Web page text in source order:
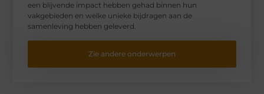
een blijvende impact hebben gehad binnen hun
vakgebieden en welke unieke bijdragen aan de
samenleving hebben geleverd.
Zie andere onderwerpen